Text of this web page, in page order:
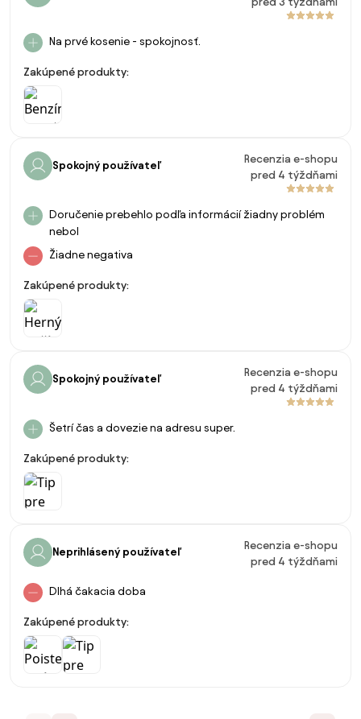
Na prvé kosenie - spokojnosť.
Zakúpené produkty:
Spokojný používateľ
Recenzia e-shopu
pred 4 týždňami
Doručenie prebehlo podľa informácií žiadny problém
nebol
Žiadne negativa
Zakúpené produkty:
Spokojný používateľ
Recenzia e-shopu
pred 4 týždňami
Šetrí čas a dovezie na adresu super.
Zakúpené produkty:
Neprihlásený používateľ
Recenzia e-shopu
pred 4 týždňami
Dlhá čakacia doba
Zakúpené produkty: